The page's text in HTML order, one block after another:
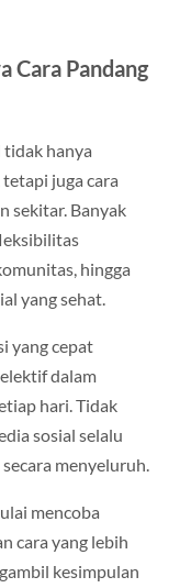
Cara Pandang
tidak hanya
juga cara
sekitar. Banyak
hingga
yang sehat.
yang cepat
dalam
hari. Tidak
sosial selalu
menyeluruh.
mencoba
cara yang lebih
kesimpulan